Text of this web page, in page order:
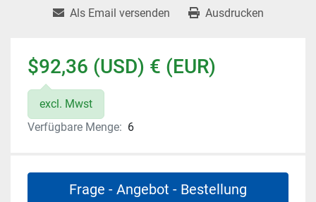
Als Email versenden Ausdrucken
$92,36 (USD) € (EUR)
excl. Mwst
Verfügbare Menge: 6
Frage - Angebot - Bestellung